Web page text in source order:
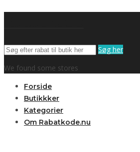
Søg her
We found some stores
Forside
Butikkker
Kategorier
Om Rabatkode.nu